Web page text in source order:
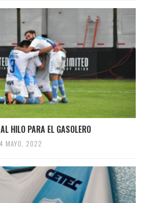
HILO PARA EL GASOLERO
MAYO, 2022